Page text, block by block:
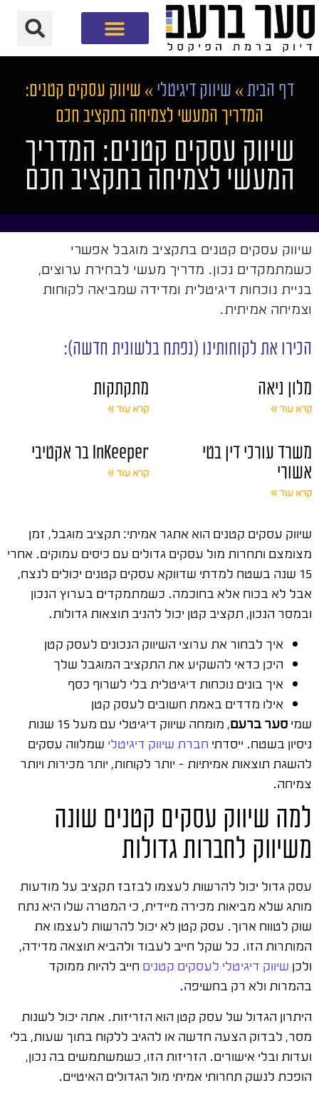
דף הבית » שיווק דיגיטלי » שיווק עסקים קטנים:
המדריך המעשי לצמיחה בתקציב חכם
שיווק עסקים קטנים: המדריך
המעשי לצמיחה בתקציב חכם
שיווק עסקים קטנים בתקציב מוגבל אפשרי
כשמתמקדים נכון. מדריך מעשי לבחירת ערוצים,
בניית נוכחות דיגיטלית ומדידה שמביאה לקוחות
וצמיחה אמיתית.
הכירו את לקוחותינו (נפתח בלשונית חדשה):
מלון ניאה
קרא עוד »
מתקתקות
קרא עוד »
משרד עורכי דין בטי
אשורי
קרא עוד »
InKeeper בר אקטיבי
קרא עוד »
שיווק עסקים קטנים הוא אתגר אמיתי: תקציב מוגבל, זמן
מצומצם ותחרות מול עסקים גדולים עם כיסים עמוקים. אחרי
15 שנה בשטח למדתי שדווקא עסקים קטנים יכולים לנצח,
אבל לא בכוח אלא בחוכמה. כשמתמקדים בערוץ הנכון
ובמסר הנכון, תקציב קטן יכול להניב תוצאות גדולות.
איך לבחור את ערוצי השיווק הנכונים לעסק קטן
היכן כדאי להשקיע את התקציב המוגבל שלך
איך בונים נוכחות דיגיטלית בלי לשרוף כסף
אילו מדדים באמת חשובים לעסק קטן
שמיסער ברעם
, מומחה שיווק דיגיטלי עם מעל 15 שנות
ניסיון בשטח. ייסדתי חברת שיווק דיגיטלי שמלווה עסקים
להשגת תוצאות אמיתיות – יותר לקוחות, יותר מכירות ויותר
צמיחה.
למה שיווק עסקים קטנים שונה
משיווק לחברות גדולות
עסק גדול יכול להרשות לעצמו לבזבז תקציב על מודעות
מותג שלא מביאות מכירה מיידית, כי המטרה שלו היא נתח
שוק לטווח ארוך. עסק קטן לא יכול להרשות לעצמו את
המותרות הזו. כל שקל חייב לעבוד ולהביא תוצאה מדידה,
ולכן שיווק דיגיטלי לעסקים קטנים חייב להיות ממוקד
בהמרות ולא רק בחשיפה.
היתרון הגדול של עסק קטן הוא הזריזות. אתה יכול לשנות
מסר, לבדוק הצעה חדשה או להגיב ללקוח בתוך שעות, בלי
ועדות ובלי אישורים. הזריזות הזו, כשמשתמשים בה נכון,
הופכת לנשק תחרותי אמיתי מול הגדולים האיטיים.